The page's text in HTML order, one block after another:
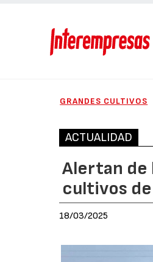
GRANDES CULTIVOS
ACTUALIDAD
Alertan de
cultivos
18/03/2025